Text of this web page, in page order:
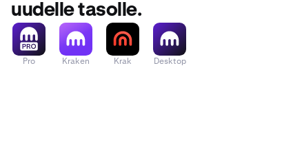
uudelle tasolle.
Pro Kraken Krak Desktop